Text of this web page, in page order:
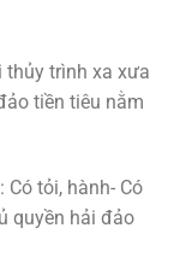
thủy trình xa xưa
tiền tiêu nằm
tỏi, hành- Có
quyền hải đảo